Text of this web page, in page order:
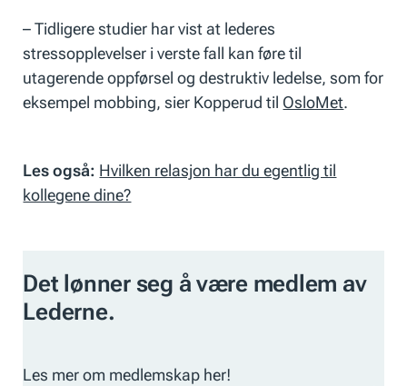
– Tidligere studier har vist at lederes
stressopplevelser i verste fall kan føre til
utagerende oppførsel og destruktiv ledelse, som for
eksempel mobbing, sier Kopperud til OsloMet.
Les også: Hvilken relasjon har du egentlig til
kollegene dine?
Det lønner seg å være medlem av
Lederne.
Les mer om medlemskap her!